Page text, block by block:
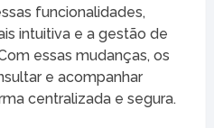
funcionalidades,
intuitiva e a gestão de
essas mudanças, os
e acompanhar
centralizada e segura.